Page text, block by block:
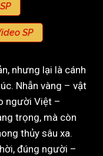
SP
nhưng lại là cánh
Nhẫn vàng – vật
người Việt –
trọng, mà còn
thủy sâu xa.
đúng người –